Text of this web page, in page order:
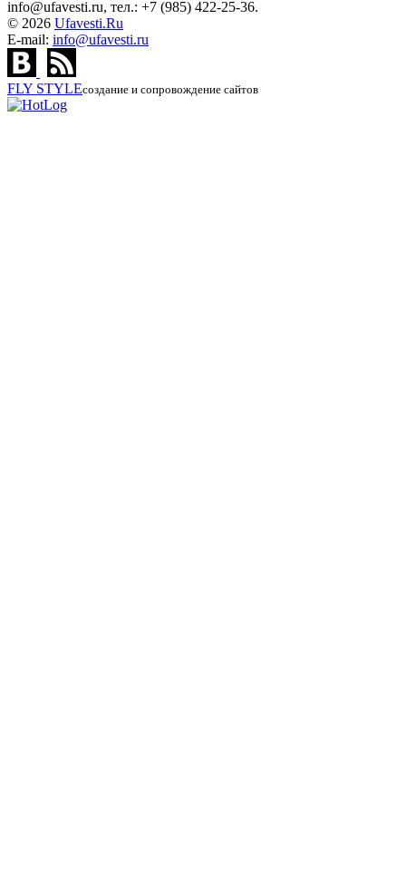
info@ufavesti.ru, тел.: +7 (985) 422-25-36.
© 2026 Ufavesti.Ru
E-mail: info@ufavesti.ru
FLY STYLEсоздание и сопровождение сайтов